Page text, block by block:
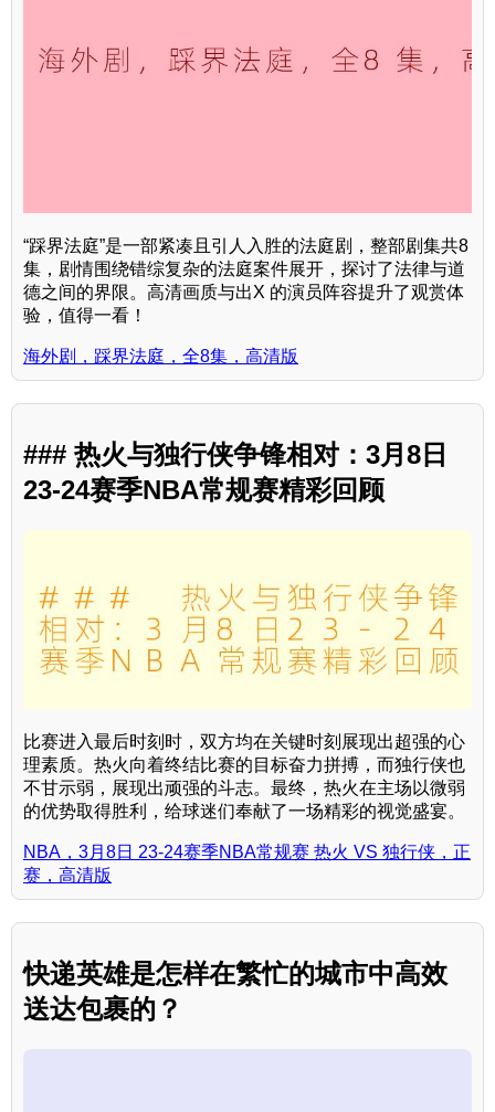
“踩界法庭”是一部紧凑且引人入胜的法庭剧，整部剧集共8
集，剧情围绕错综复杂的法庭案件展开，探讨了法律与道
德之间的界限。高清画质与出X 的演员阵容提升了观赏体
验，值得一看！
海外剧，踩界法庭，全8集，高清版
### 热火与独行侠争锋相对：3月8日
23-24赛季NBA常规赛精彩回顾
比赛进入最后时刻时，双方均在关键时刻展现出超强的心
理素质。热火向着终结比赛的目标奋力拼搏，而独行侠也
不甘示弱，展现出顽强的斗志。最终，热火在主场以微弱
的优势取得胜利，给球迷们奉献了一场精彩的视觉盛宴。
NBA，3月8日 23-24赛季NBA常规赛 热火 VS 独行侠，正
赛，高清版
快递英雄是怎样在繁忙的城市中高效
送达包裹的？